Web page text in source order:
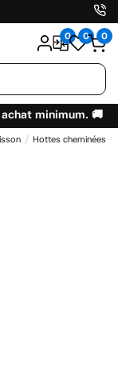
0 0 0
minimum. 🚚
Hottes cheminées